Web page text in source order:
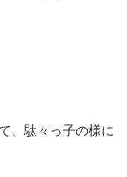
、駄々っ子の様に